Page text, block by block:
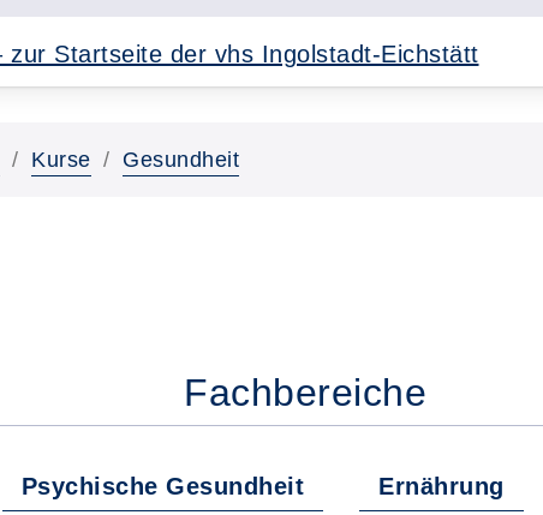
Kurse Gesundheit
Fachbereiche
Psychische Gesundheit Ernährung